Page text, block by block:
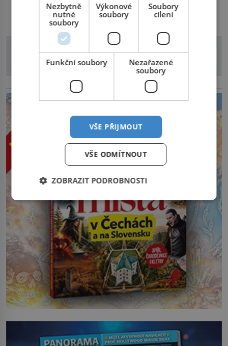
Spolupráce mezi značkou Swarovski a zpěvačkou a
herečkou Arianou Grande vstupuje do nové kapitoly. Po
debutové kolekci, která představila moderní […]
DALŠÍ ČLÁNKY Z RUBRIKY
Nezbytně
nutné
soubory
Výkonové
soubory
Soubory
cílení
Funkční soubory
Nezařazené
soubory
VŠE PŘIJMOUT
VŠE ODMÍTNOUT
ZOBRAZIT PODROBNOSTI